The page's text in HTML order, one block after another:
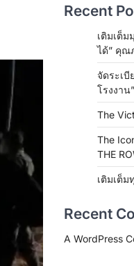
Recent
เติมเต็ม
ได้” คุณ
จัดระเ
โรงงา
The
The
THE
เติมเต็
Recent
A WordPress